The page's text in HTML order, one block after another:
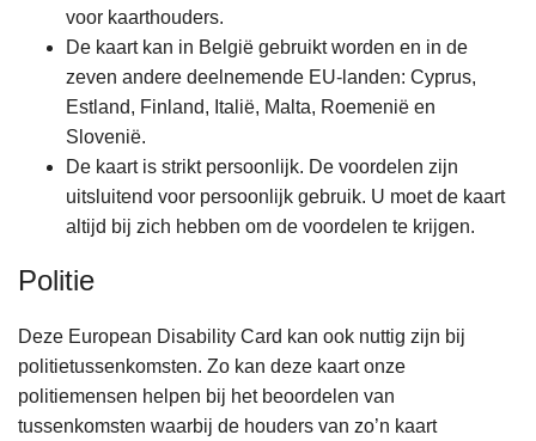
voor kaarthouders.
De kaart kan in België gebruikt worden en in de
zeven andere deelnemende EU-landen: Cyprus,
Estland, Finland, Italië, Malta, Roemenië en
Slovenië.
De kaart is strikt persoonlijk. De voordelen zijn
uitsluitend voor persoonlijk gebruik. U moet de kaart
altijd bij zich hebben om de voordelen te krijgen.
Politie
Deze European Disability Card kan ook nuttig zijn bij
politietussenkomsten. Zo kan deze kaart onze
politiemensen helpen bij het beoordelen van
tussenkomsten waarbij de houders van zo’n kaart